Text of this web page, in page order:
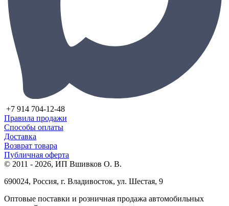
+7 914 704-12-48
Правила продажи
Способы оплаты
Доставка
Возврат товара
Публичная оферта
© 2011 - 2026, ИП Вшивков О. В.
690024, Россия, г. Владивосток, ул. Шестая, 9
Оптовые поставки и розничная продажа автомобильных